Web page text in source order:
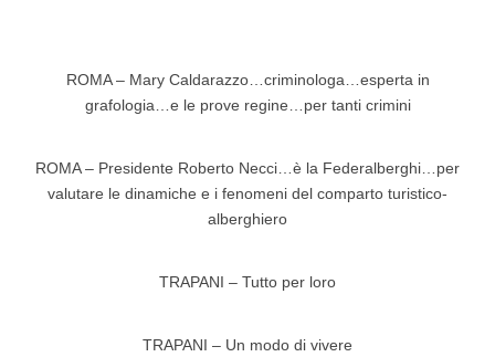
ROMA – Mary Caldarazzo…criminologa…esperta in
grafologia…e le prove regine…per tanti crimini
ROMA – Presidente Roberto Necci…è la Federalberghi…per
valutare le dinamiche e i fenomeni del comparto turistico-
alberghiero
TRAPANI – Tutto per loro
TRAPANI – Un modo di vivere